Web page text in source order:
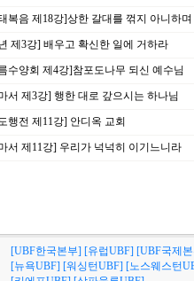
복음 제18강]상한 갈대를 꺾지 아니하며
제3강] 배우고 확신한 일에 거하라
수양회 제4강]참포도나무 되신 예수님
서 제3강] 행한 대로 갚으시는 하나님
행전 제11강] 안디옥 교회
서 제11강] 우리가 넉넉히 이기느니라
[UBF한국본부] [유럽UBF] [UBF국제
[뉴욕UBF] [워싱턴UBF] [노스웨스턴